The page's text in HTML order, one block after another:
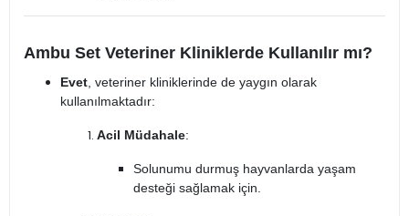
Ambu Set Veteriner Kliniklerde Kullanılır mı?
Evet, veteriner kliniklerinde de yaygın olarak
kullanılmaktadır:
Acil Müdahale:
Solunumu durmuş hayvanlarda yaşam
desteği sağlamak için.